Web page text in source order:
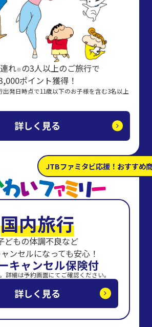
れ※の3人以上のご旅行で
ポイント獲得！
出発日時点で11歳以下のお子様を含む3名以上
詳しく見る
JTBファミタビ応援！おすすめ
国内旅行
どもの体調不良など
ンセルになっても安心！
キャンセル保険付
詳細は予約画面にてご確認ください。
詳しく見る